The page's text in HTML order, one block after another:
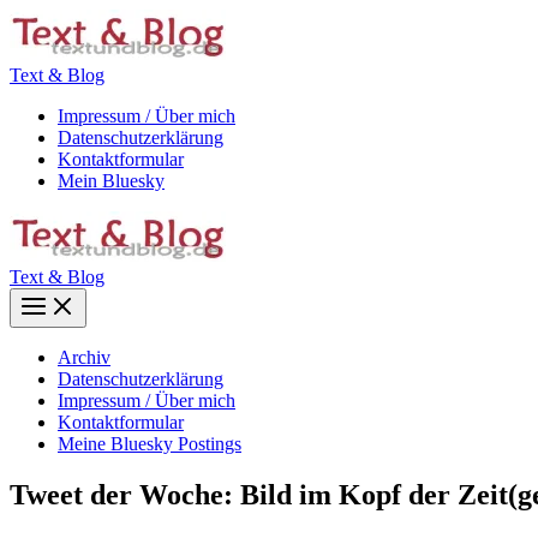
Zum
Inhalt
Text & Blog
Impressum / Über mich
Datenschutzerklärung
Kontaktformular
Mein Bluesky
Text & Blog
Main
Menu
Archiv
Datenschutzerklärung
Impressum / Über mich
Kontaktformular
Meine Bluesky Postings
Tweet der Woche: Bild im Kopf der